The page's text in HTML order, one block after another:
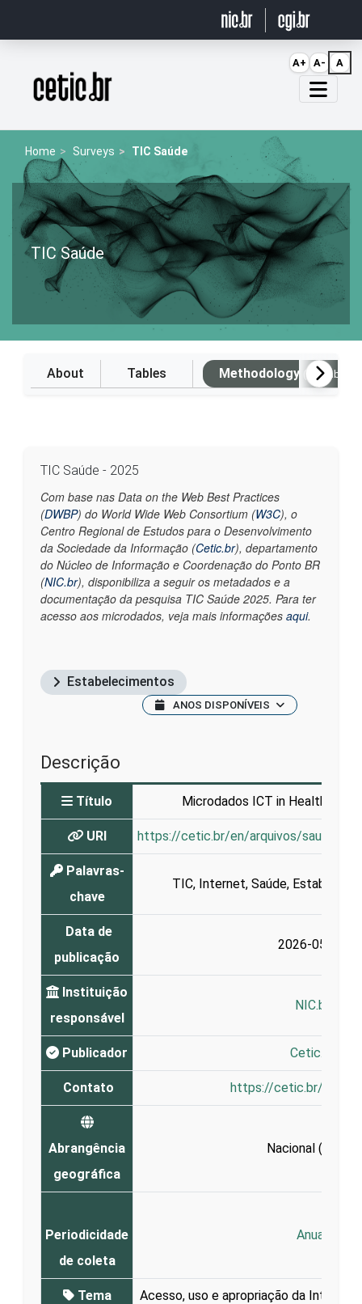
Página inicial
Home Surveys TIC Saúde
TIC Saúde
About Tables Methodology (Available
TIC Saúde - 2025
Com base nas Data on the Web Best Practices
(DWBP) do World Wide Web Consortium (W3C), o
Centro Regional de Estudos para o Desenvolvimento
da Sociedade da Informação (Cetic.br), departamento
do Núcleo de Informação e Coordenação do Ponto BR
(NIC.br), disponibiliza a seguir os metadados e a
documentação da pesquisa TIC Saúde 2025. Para ter
acesso aos microdados, veja mais informações aqui.
Estabelecimentos
ANOS DISPONÍVEIS
Descrição
Título Microdados ICT in Health -
URI https://cetic.br/en/arquivos/saude/
Palavras-
chave
TIC, Internet, Saúde,
Data de
publicação
2026-05-12
Instituição
responsável
NIC.br
Publicador Cetic.br
Contato https://cetic.br/en/
Abrangência
geográfica
Nacional (
Periodicidade
de coleta
Anual
Tema
Acesso, uso e apropriação da
A+ A- A